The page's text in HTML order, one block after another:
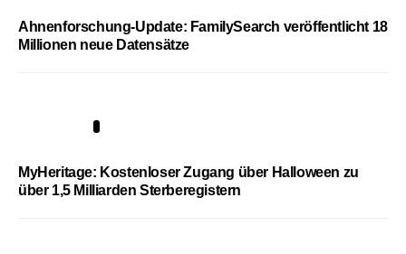
Ahnenforschung-Update: FamilySearch veröffentlicht 18
Millionen neue Datensätze
MyHeritage: Kostenloser Zugang über Halloween zu
über 1,5 Milliarden Sterberegistern